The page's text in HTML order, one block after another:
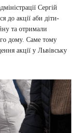
Сергій
до акції аби діти-
та отримали
дому. Саме тому
акції у Львівську